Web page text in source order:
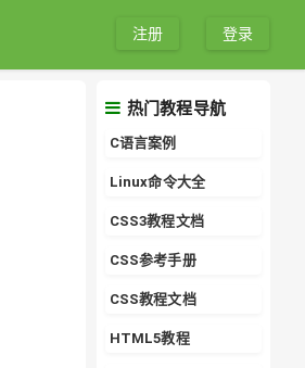
登录
注册
热门教程导航
C语言案例
Linux命令大全
CSS3教程文档
CSS参考手册
CSS教程文档
HTML5教程